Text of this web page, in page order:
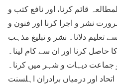
قائم کرنا، اور نافع کتب و
نشر و اجرا کرنا اور فنون و
تعلیم دلانا۔ نشر و تبلیغ مذہب
کرنا اور ان سے کام لینا۔
دیہات و شہر میں کرنا۔
اور درمیاں برادران اہلسنت